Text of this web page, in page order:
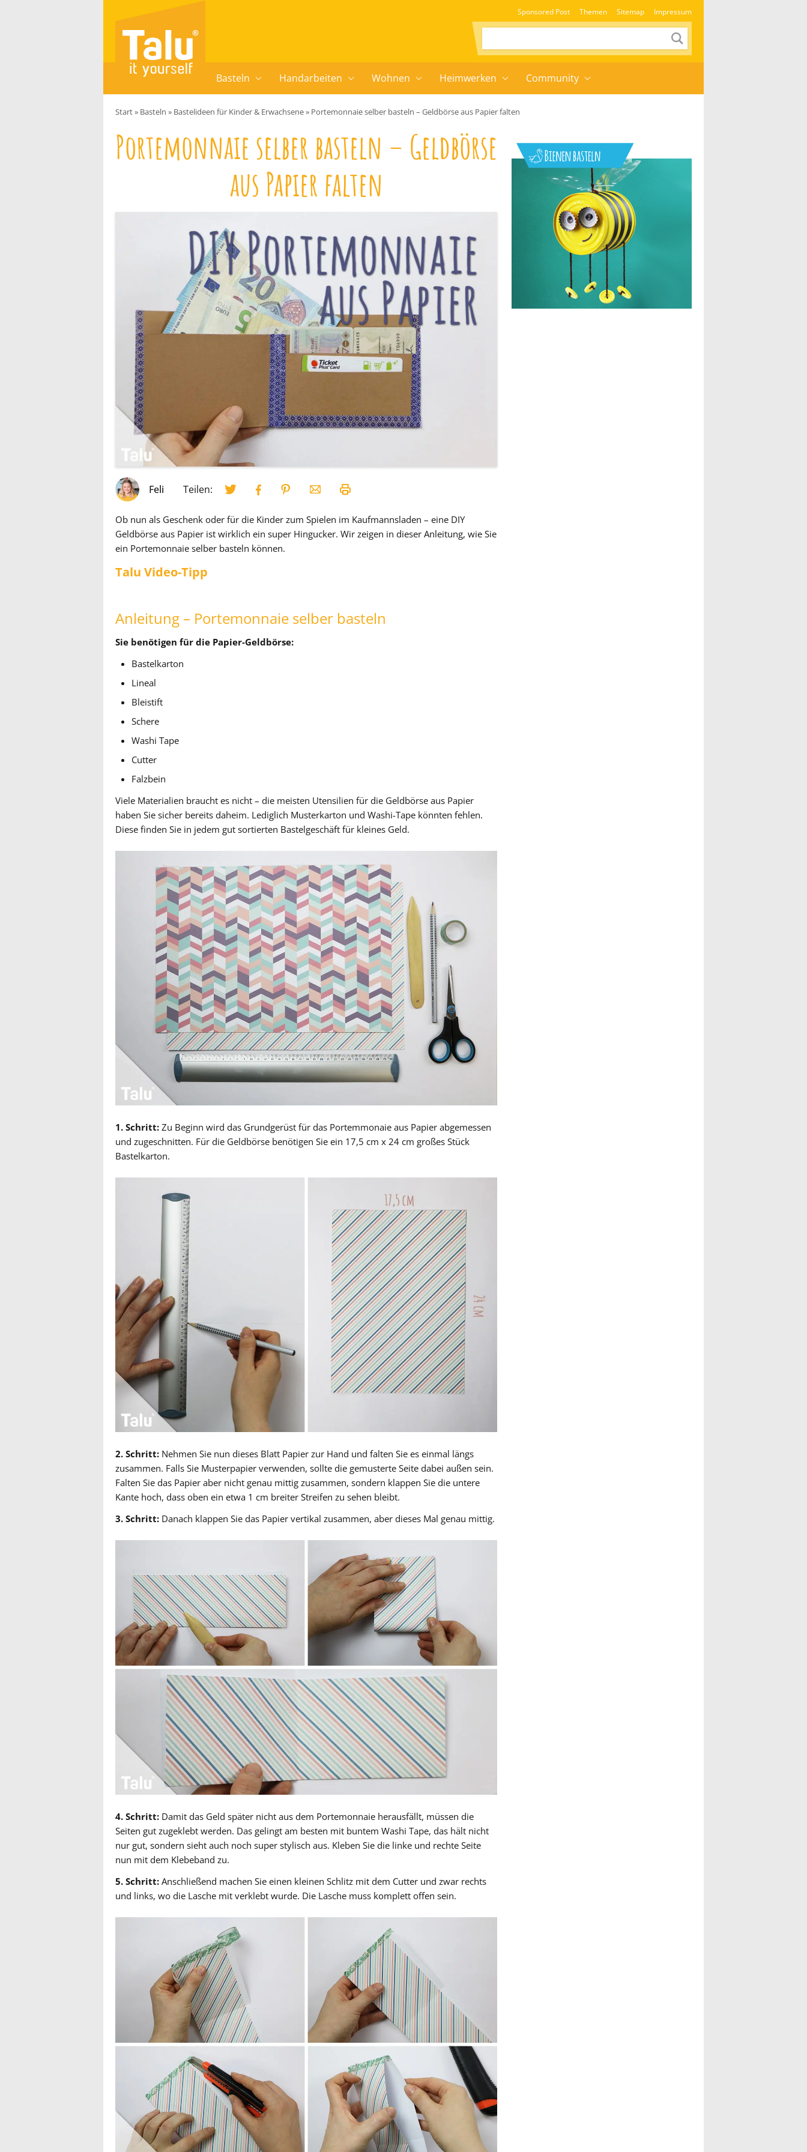
Sponsored Post Themen Sitemap Impressum
Basteln Handarbeiten Wohnen Heimwerken Community
Start» Basteln » Bastelideen für Kinder & Erwachsene» Portemonnaie selber basteln – Geldbörse aus Papier falten
Portemonnaie selber basteln – Geldbörse
aus Papier falten
Feli Teilen:
Ob nun als Geschenk oder für die Kinder zum Spielen im Kaufmannsladen – eine DIY
Geldbörse aus Papier ist wirklich ein super Hingucker. Wir zeigen in dieser Anleitung, wie Sie
ein Portemonnaie selber basteln können.
Talu Video-Tipp
Anleitung – Portemonnaie selber basteln
Sie benötigen für die Papier-Geldbörse:
Bastelkarton
Lineal
Bleistift
Schere
Washi Tape
Cutter
Falzbein
Viele Materialien braucht es nicht – die meisten Utensilien für die Geldbörse aus Papier
haben Sie sicher bereits daheim. Lediglich Musterkarton und Washi-Tape könnten fehlen.
Diese finden Sie in jedem gut sortierten Bastelgeschäft für kleines Geld.
1. Schritt: Zu Beginn wird das Grundgerüst für das Portemmonaie aus Papier abgemessen
und zugeschnitten. Für die Geldbörse benötigen Sie ein 17,5 cm x 24 cm großes Stück
Bastelkarton.
2. Schritt: Nehmen Sie nun dieses Blatt Papier zur Hand und falten Sie es einmal längs
zusammen. Falls Sie Musterpapier verwenden, sollte die gemusterte Seite dabei außen sein.
Falten Sie das Papier aber nicht genau mittig zusammen, sondern klappen Sie die untere
Kante hoch, dass oben ein etwa 1 cm breiter Streifen zu sehen bleibt.
3. Schritt: Danach klappen Sie das Papier vertikal zusammen, aber dieses Mal genau mittig.
4. Schritt: Damit das Geld später nicht aus dem Portemonnaie herausfällt, müssen die
Seiten gut zugeklebt werden. Das gelingt am besten mit buntem Washi Tape, das hält nicht
nur gut, sondern sieht auch noch super stylisch aus. Kleben Sie die linke und rechte Seite
nun mit dem Klebeband zu.
5. Schritt: Anschließend machen Sie einen kleinen Schlitz mit dem Cutter und zwar rechts
und links, wo die Lasche mit verklebt wurde. Die Lasche muss komplett offen sein.